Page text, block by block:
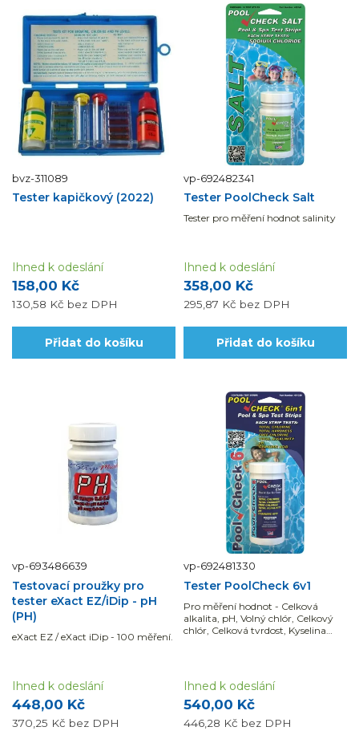
bvz-311089
Tester kapičkový (2022)
158,00 Kč
130,58 Kč bez DPH
Ihned k odeslání
Přidat do košíku
vp-692482341
Tester PoolCheck Salt
Tester pro měření hodnot salinity
358,00 Kč
295,87 Kč bez DPH
Ihned k odeslání
Přidat do košíku
vp-693486639
Testovací proužky pro
tester eXact EZ/iDip - pH
(PH)
eXact EZ / eXact iDip - 100 měření.
448,00 Kč
370,25 Kč bez DPH
Ihned k odeslání
vp-692481330
Tester PoolCheck 6v1
Pro měření hodnot - Celková
alkalita, pH, Volný chlór, Celkový
chlór, Celková tvrdost, Kyselina
540,00 Kč
446,28 Kč bez DPH
Ihned k odeslání